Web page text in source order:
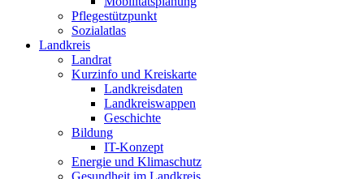
Pflegestützpunkt
Sozialatlas
Landkreis
Landrat
Kurzinfo und Kreiskarte
Landkreisdaten
Landkreiswappen
Geschichte
Bildung
IT-Konzept
Energie und Klimaschutz